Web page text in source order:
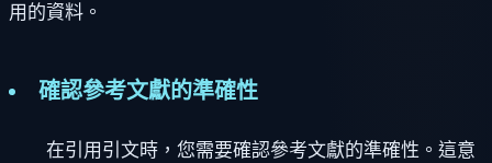
用的資料。
確認參考文獻的準確性
在引用引文時，您需要確認參考文獻的準確性。這意